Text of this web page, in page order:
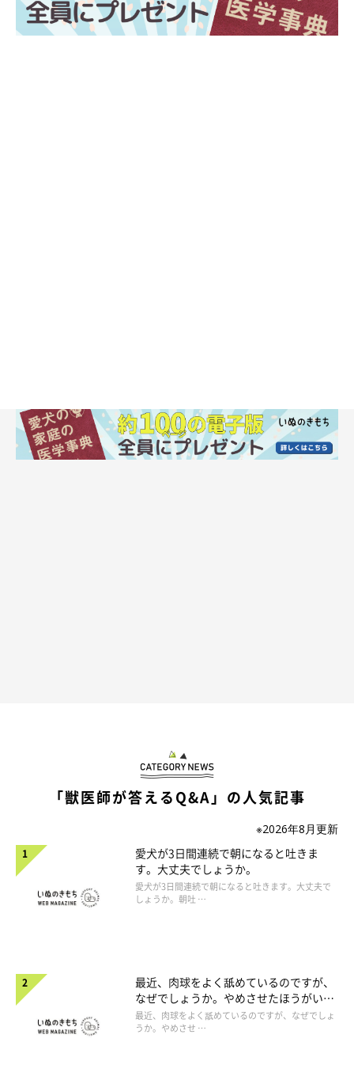
「獣医師が答えるQ&A」の人気記事
※2026年8月更新
愛犬が3日間連続で朝になると吐きま
す。大丈夫でしょうか。
愛犬が3日間連続で朝になると吐きます。大丈夫で
しょうか。朝吐 …
最近、肉球をよく舐めているのですが、
なぜでしょうか。やめさせたほうがいい
のでしょうか。
最近、肉球をよく舐めているのですが、なぜでしょ
うか。やめさせ …